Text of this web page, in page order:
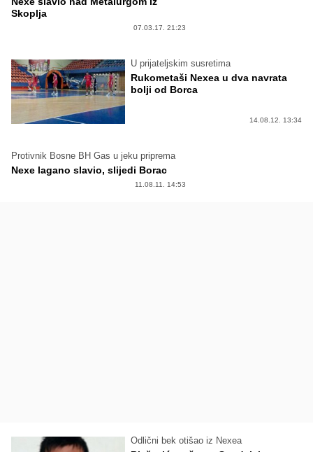
Skoplja
07.03.17. 21:23
U prijateljskim susretima
Rukometaši Nexea u dva navrata
bolji od Borca
14.08.12. 13:34
Protivnik Bosne BH Gas u jeku priprema
Nexe lagano slavio, slijedi Borac
11.08.11. 14:53
Odlični bek otišao iz Nexea